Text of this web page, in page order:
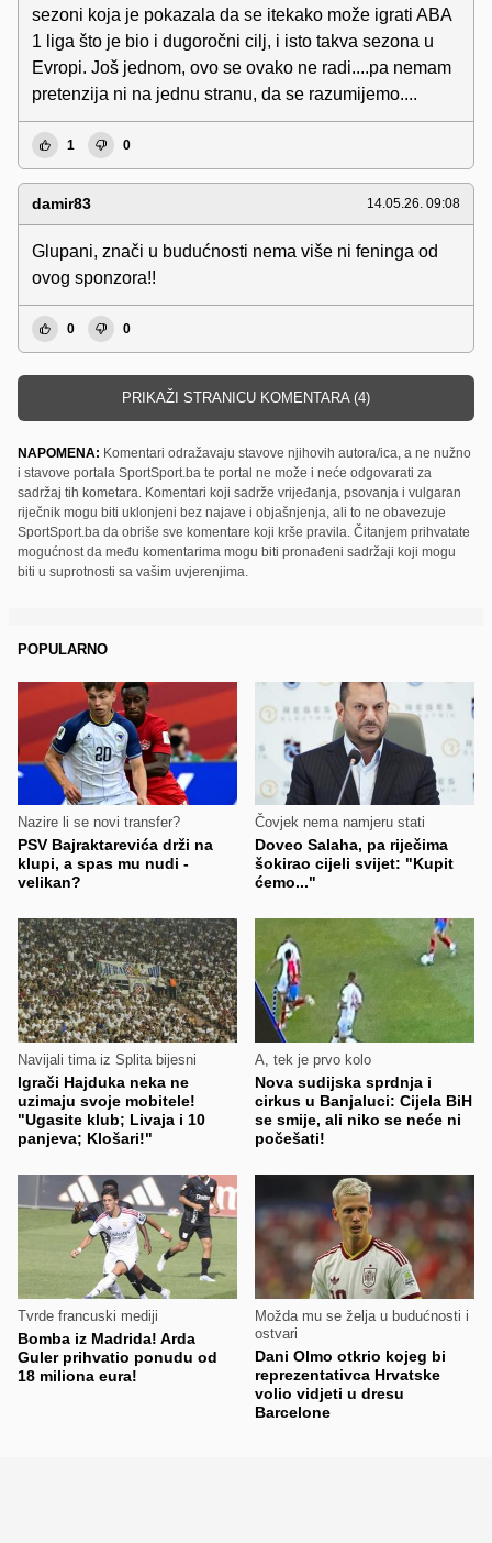
sezoni koja je pokazala da se itekako može igrati ABA
1 liga što je bio i dugoročni cilj, i isto takva sezona u
Evropi. Još jednom, ovo se ovako ne radi....pa nemam
pretenzija ni na jednu stranu, da se razumijemo....
1 0
damir83 14.05.26. 09:08
Glupani, znači u budućnosti nema više ni feninga od
ovog sponzora!!
0 0
PRIKAŽI STRANICU KOMENTARA (4)
NAPOMENA: Komentari odražavaju stavove njihovih autora/ica, a ne nužno
i stavove portala SportSport.ba te portal ne može i neće odgovarati za
sadržaj tih kometara. Komentari koji sadrže vrijeđanja, psovanja i vulgaran
riječnik mogu biti uklonjeni bez najave i objašnjenja, ali to ne obavezuje
SportSport.ba da obriše sve komentare koji krše pravila. Čitanjem prihvatate
mogućnost da među komentarima mogu biti pronađeni sadržaji koji mogu
biti u suprotnosti sa vašim uvjerenjima.
POPULARNO
Nazire li se novi transfer?
PSV Bajraktarevića drži na
klupi, a spas mu nudi -
velikan?
Čovjek nema namjeru stati
Doveo Salaha, pa riječima
šokirao cijeli svijet: "Kupit
ćemo..."
Navijali tima iz Splita bijesni
Igrači Hajduka neka ne
uzimaju svoje mobitele!
"Ugasite klub; Livaja i 10
panjeva; Klošari!"
A, tek je prvo kolo
Nova sudijska sprdnja i
cirkus u Banjaluci: Cijela BiH
se smije, ali niko se neće ni
počešati!
Tvrde francuski mediji
Bomba iz Madrida! Arda
Guler prihvatio ponudu od
18 miliona eura!
Možda mu se želja u budućnosti i
ostvari
Dani Olmo otkrio kojeg bi
reprezentativca Hrvatske
volio vidjeti u dresu
Barcelone